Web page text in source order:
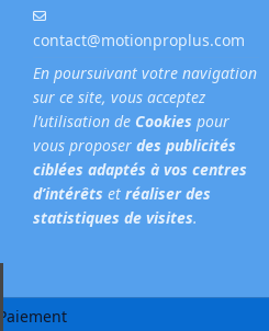
contact@motionproplus.com
En poursuivant votre navigation
sur ce site, vous acceptez
l’utilisation de Cookies pour
vous proposer des publicités
ciblées adaptés à vos centres
d’intérêts et réaliser des
statistiques de visites.